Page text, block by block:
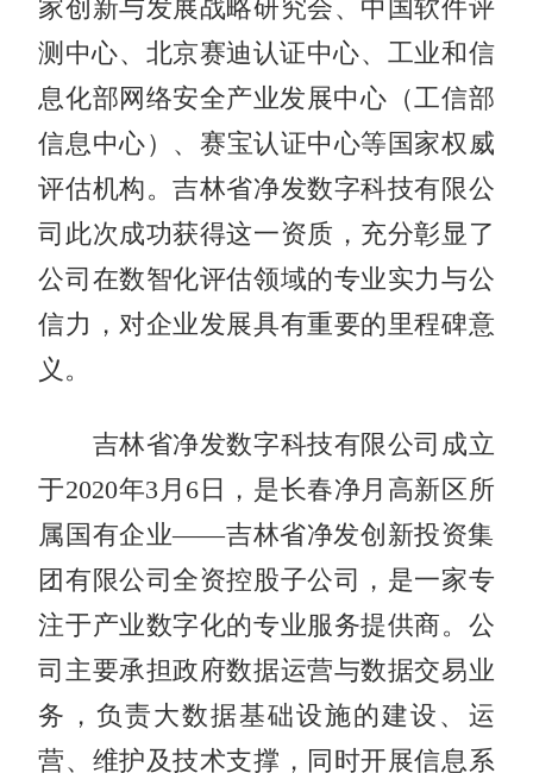
家创新与发展战略研究会、中国软件评
测中心、‌北京赛迪认证中心、‌工业和信
息化部网络安全产业发展中心‌（工信部
信息中心）、‌赛宝认证中心等国家权威
评估机构。吉林省净发数字科技有限公
司此次成功获得这一资质，充分彰显了
公司在数智化评估领域的专业实力与公
信力，对企业发展具有重要的里程碑意
义。
吉林省净发数字科技有限公司成立
于2020年3月6日，是长春净月高新区所
属国有企业——吉林省净发创新投资集
团有限公司全资控股子公司，是一家专
注于产业数字化的专业服务提供商。公
司主要承担政府数据运营与数据交易业
务，负责大数据基础设施的建设、运
营、维护及技术支撑，同时开展信息系